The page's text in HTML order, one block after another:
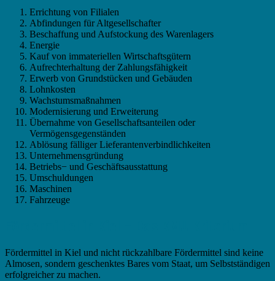
Errichtung von Filialen
Abfindungen für Altgesellschafter
Beschaffung und Aufstockung des Warenlagers
Energie
Kauf von immateriellen Wirtschaftsgütern
Aufrechterhaltung der Zahlungsfähigkeit
Erwerb von Grundstücken und Gebäuden
Lohnkosten
Wachstumsmaßnahmen
Modernisierung und Erweiterung
Übernahme von Gesellschaftsanteilen oder
Vermögensgegenständen
Ablösung fälliger Lieferantenverbindlichkeiten
Unternehmensgründung
Betriebs− und Geschäftsausstattung
Umschuldungen
Maschinen
Fahrzeuge
Fördermittel in Kiel und nicht rückzahlbare Fördermittel sind keine
Almosen, sondern geschenktes Bares vom Staat, um Selbstständigen
erfolgreicher zu machen.